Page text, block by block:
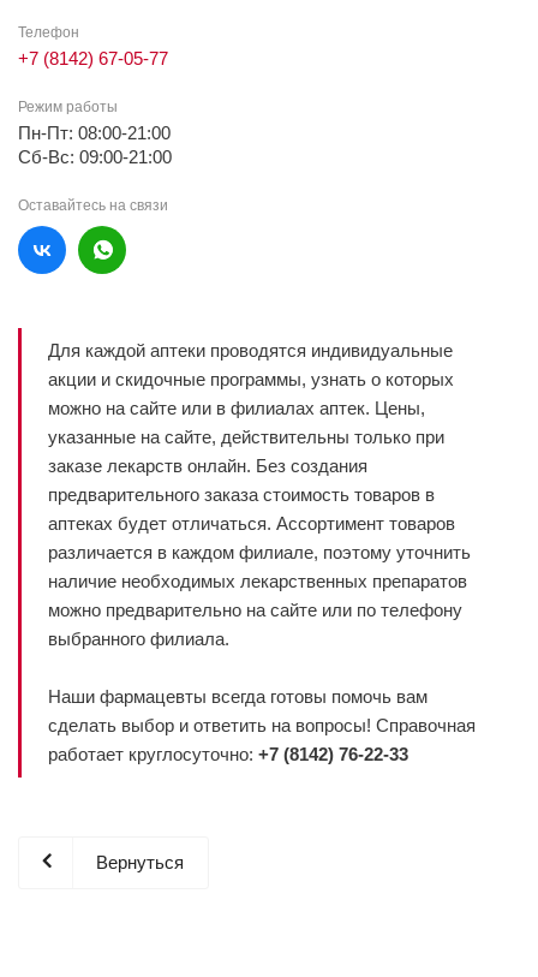
Телефон
+7 (8142) 67-05-77
Режим работы
Пн-Пт: 08:00-21:00
Сб-Вс: 09:00-21:00
Оставайтесь на связи
Для каждой аптеки проводятся индивидуальные
акции и скидочные программы, узнать о которых
можно на сайте или в филиалах аптек. Цены,
указанные на сайте, действительны только при
заказе лекарств онлайн. Без создания
предварительного заказа стоимость товаров в
аптеках будет отличаться. Ассортимент товаров
различается в каждом филиале, поэтому уточнить
наличие необходимых лекарственных препаратов
можно предварительно на сайте или по телефону
выбранного филиала.
Наши фармацевты всегда готовы помочь вам
сделать выбор и ответить на вопросы! Справочная
работает круглосуточно: +7 (8142) 76-22-33
Вернуться